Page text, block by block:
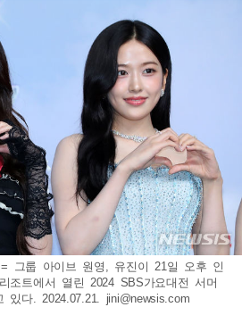
그룹 아이브 원영, 유진이 21일 오후 인
조트에서 열린 2024 SBS가요대전 서머
있다. 2024.07.21. jini@newsis.com